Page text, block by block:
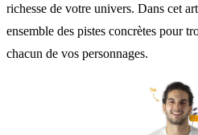
richesse de votre univers. Dans cet
ensemble des pistes concrètes pour
chacun de vos personnages.